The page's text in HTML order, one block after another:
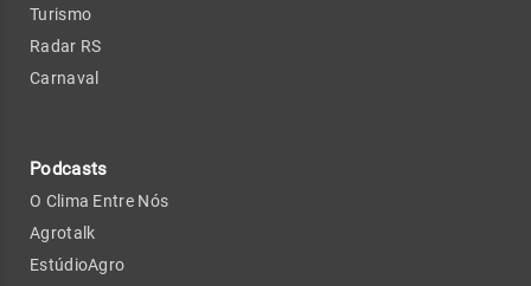
Turismo
Radar RS
Carnaval
Podcasts
O Clima Entre Nós
Agrotalk
EstúdioAgro